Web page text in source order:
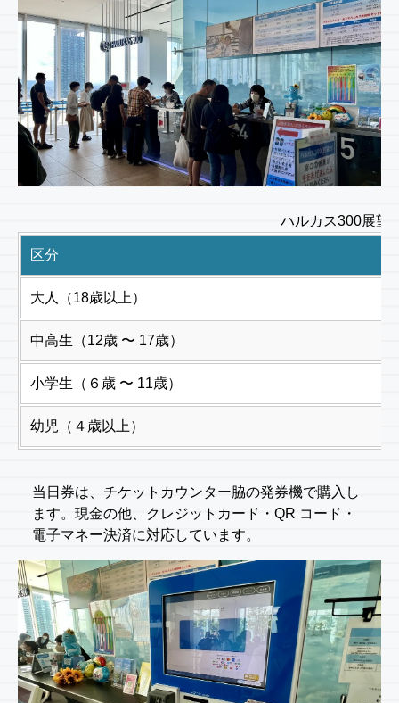
ハルカス300展望
区分
大人（18歳以上）
中高生（12歳 〜 17歳）
小学生（６歳 〜 11歳）
幼児（４歳以上）
当日券は、チケットカウンター脇の発券機で購入し
ます。現金の他、クレジットカード・QR コード・
電子マネー決済に対応しています。